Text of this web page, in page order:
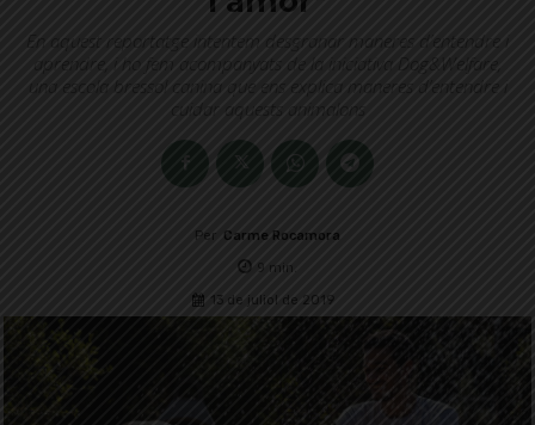
En aquest reportatge intentem desgranar maneres d’entendre i
aprendre, i ho fem acompanyats de la iniciativa Dog&Welfare,
una escola bressol canina que ens explica maneres d’entendre i
cuidar aquests animalons
Per Carme Rocamora
9 min.
13 de juliol de 2019